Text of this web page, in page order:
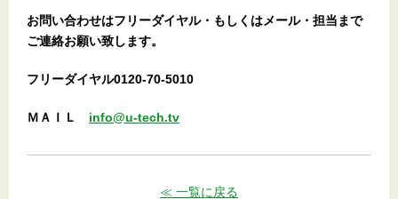
お問い合わせはフリーダイヤル・もしくはメール・担当まで
ご連絡お願い致します。
フリーダイヤル0120-70-5010
ＭＡＩＬ info@u-tech.tv
≪ 一覧に戻る